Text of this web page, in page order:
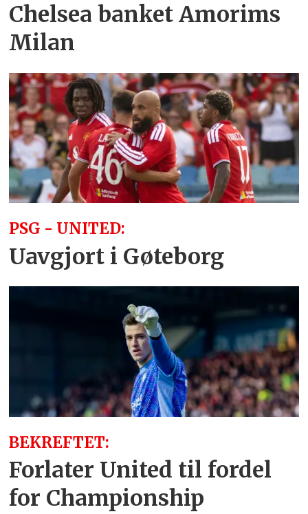
Chelsea banket Amorims
Milan
PSG - UNITED:
Uavgjort i Gøteborg
BEKREFTET:
Forlater United til fordel
for Championship